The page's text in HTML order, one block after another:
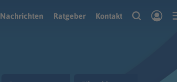
Nachrichten Ratgeber Kontakt